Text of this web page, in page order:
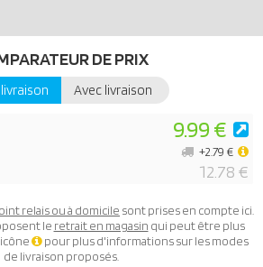
DE PRIX
Avec livraison
9.99 €
12.78 €
+2.79 €
relais ou à domicile sont prises en compte ici.
le retrait en magasin qui peut être plus
pour plus d'informations sur les modes
de livraison proposés.